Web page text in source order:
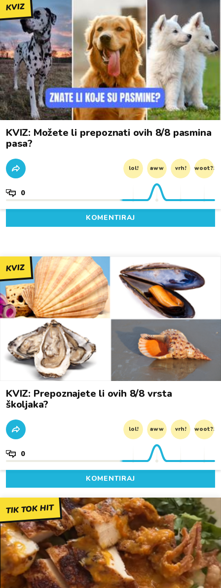
KVIZ
KVIZ: Možete li prepoznati ovih 8/8 pasmina
pasa?
lol! aww vrh! woot?!
0
KOMENTIRAJ
KVIZ
KVIZ: Prepoznajete li ovih 8/8 vrsta
školjaka?
lol! aww vrh! woot?!
0
KOMENTIRAJ
TIK TOK HIT